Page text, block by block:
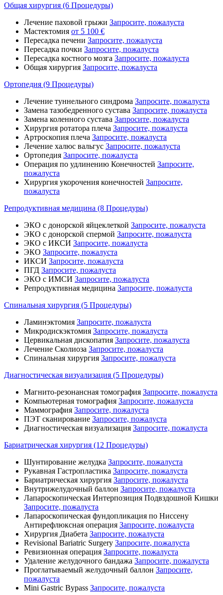
Общая хирургия (6 Процедуры)
Лечение паховой грыжи Запросите, пожалуста
Мастектомия от 5 100 €
Пересадка печени Запросите, пожалуста
Пересадка почки Запросите, пожалуста
Пересадка костного мозга Запросите, пожалуста
Общая хирургия Запросите, пожалуста
Ортопедия (9 Процедуры)
Лечение туннельного синдрома Запросите, пожалуста
Замена тазобедренного сустава Запросите, пожалуста
Замена коленного сустава Запросите, пожалуста
Хирургия ротатора плеча Запросите, пожалуста
Артроскопия плеча Запросите, пожалуста
Лечение халюс вальгус Запросите, пожалуста
Ортопедия Запросите, пожалуста
Операция по удлинению Конечностей Запросите,
пожалуста
Хирургия укорочения конечностей Запросите,
пожалуста
Репродуктивная медицина (8 Процедуры)
ЭКО с донорской яйцеклеткой Запросите, пожалуста
ЭКО с донорской спермой Запросите, пожалуста
ЭКО с ИКСИ Запросите, пожалуста
ЭКО Запросите, пожалуста
ИКСИ Запросите, пожалуста
ПГД Запросите, пожалуста
ЭКО с ИМСИ Запросите, пожалуста
Репродуктивная медицина Запросите, пожалуста
Спинальная хирургия (5 Процедуры)
Ламинэктомия Запросите, пожалуста
Микродискэктомия Запросите, пожалуста
Цервикальная дископатия Запросите, пожалуста
Лечение Сколиоза Запросите, пожалуста
Спинальная хирургия Запросите, пожалуста
Диагностическая визуализация (5 Процедуры)
Магнито-резонансная томография Запросите, пожалуста
Компьютерная томография Запросите, пожалуста
Маммография Запросите, пожалуста
ПЭТ сканирование Запросите, пожалуста
Диагностическая визуализация Запросите, пожалуста
Бариатрическая хирургия (12 Процедуры)
Шунтирование желудка Запросите, пожалуста
Рукавная Гастропластика Запросите, пожалуста
Бариатрическая хирургия Запросите, пожалуста
Внутрижелудочный баллон Запросите, пожалуста
Лапароскопическая Интерпозиция Подвздошной Кишки
Запросите, пожалуста
Лапароскопическая фундопликация по Ниссену
Антирефлюксная операция Запросите, пожалуста
Хирургия Диабета Запросите, пожалуста
Revisional Bariatric Surgery Запросите, пожалуста
Ревизионная операция Запросите, пожалуста
Удаление желудочного бандажа Запросите, пожалуста
Проглатываемый желудочный баллон Запросите,
пожалуста
Mini Gastric Bypass Запросите, пожалуста